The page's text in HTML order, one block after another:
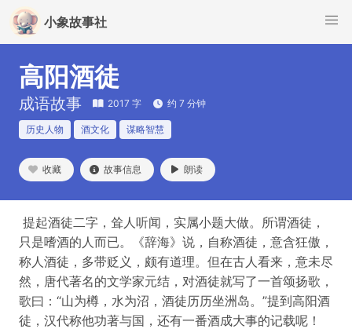
小象故事社
高阳酒徒
成语故事 2017 字 约 7 分钟
历史人物 酒文化 谋略智慧
收藏 故事信息 朗读
提起酒徒二字，耸人听闻，实属小题大做。所谓酒徒，
只是嗜酒的人而已。《辞海》说，自称酒徒，意含狂傲，
称人酒徒，多带贬义，颇有道理。但在古人看来，意未尽
然，唐代著名的文学家元结，对酒徒就写了一首颂扬歌，
歌曰：“山为樽，水为沼，酒徒历历坐洲岛。”提到高阳酒
徒，汉代称他功著与国，还有一番酒成大事的记载呢！